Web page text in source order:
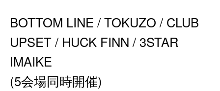
BOTTOM LINE / TOKUZO / CLUB
UPSET / HUCK FINN / 3STAR
IMAIKE
(5会場同時開催)